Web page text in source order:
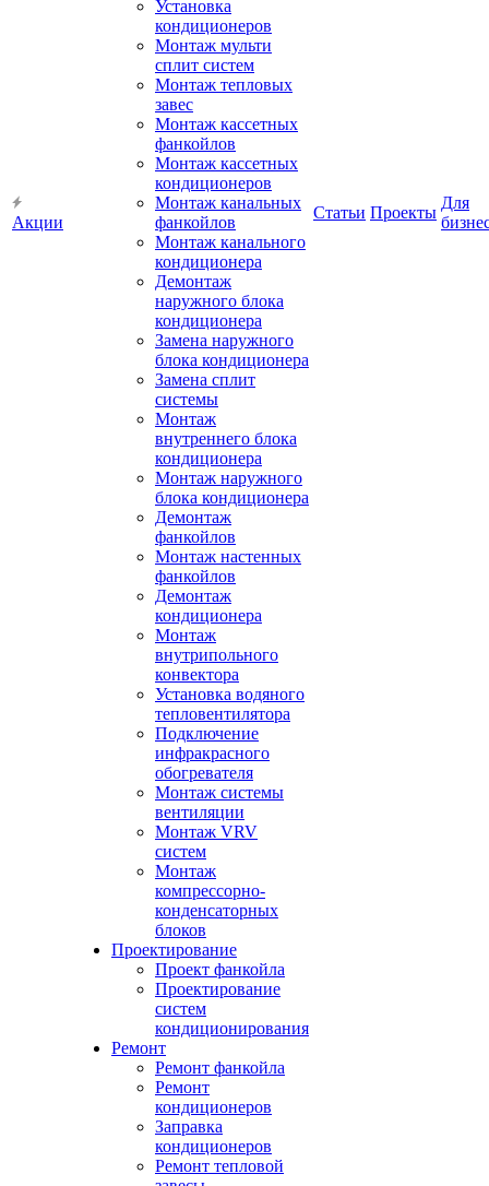
Акции
Установка
кондиционеров
Монтаж мульти
сплит систем
Монтаж тепловых
завес
Монтаж кассетных
фанкойлов
Монтаж кассетных
кондиционеров
Монтаж канальных
фанкойлов
Монтаж канального
кондиционера
Демонтаж
наружного блока
кондиционера
Замена наружного
блока кондиционера
Замена сплит
системы
Монтаж
внутреннего блока
кондиционера
Монтаж наружного
блока кондиционера
Демонтаж
фанкойлов
Монтаж настенных
фанкойлов
Демонтаж
кондиционера
Монтаж
внутрипольного
конвектора
Установка водяного
тепловентилятора
Подключение
инфракрасного
обогревателя
Монтаж системы
вентиляции
Монтаж VRV
систем
Монтаж
компрессорно-
конденсаторных
блоков
Проектирование
Проект фанкойла
Проектирование
систем
кондиционирования
Ремонт
Ремонт фанкойла
Ремонт
кондиционеров
Заправка
кондиционеров
Ремонт тепловой
Статьи Проекты
Для